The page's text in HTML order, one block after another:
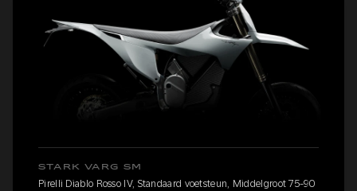
STARK VARG SM
Pirelli Diablo Rosso IV, Standaard voetsteun, Middelgroot 75-90